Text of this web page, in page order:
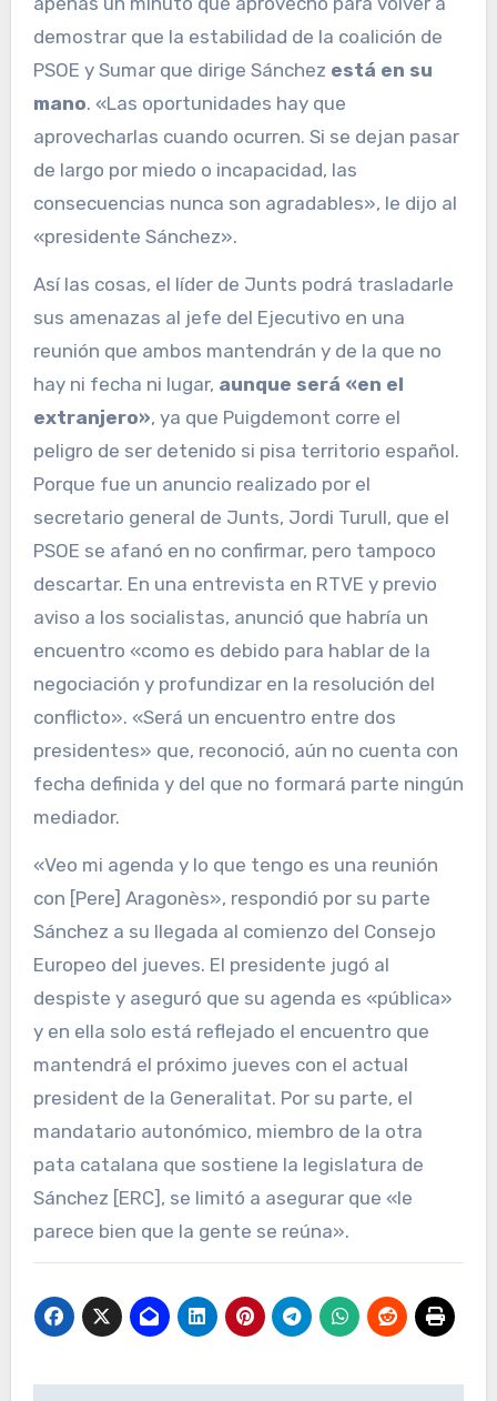
demostrar que la estabilidad de la coalición de
PSOE y Sumar que dirige Sánchez está en su
mano. «Las oportunidades hay que
aprovecharlas cuando ocurren. Si se dejan pasar
de largo por miedo o incapacidad, las
consecuencias nunca son agradables», le dijo al
«presidente Sánchez».
Así las cosas, el líder de Junts podrá trasladarle
sus amenazas al jefe del Ejecutivo en una
reunión que ambos mantendrán y de la que no
hay ni fecha ni lugar, aunque será «en el
extranjero», ya que Puigdemont corre el
peligro de ser detenido si pisa territorio español.
Porque fue un anuncio realizado por el
secretario general de Junts, Jordi Turull, que el
PSOE se afanó en no confirmar, pero tampoco
descartar. En una entrevista en RTVE y previo
aviso a los socialistas, anunció que habría un
encuentro «como es debido para hablar de la
negociación y profundizar en la resolución del
conflicto». «Será un encuentro entre dos
presidentes» que, reconoció, aún no cuenta con
fecha definida y del que no formará parte ningún
mediador.
«Veo mi agenda y lo que tengo es una reunión
con [Pere] Aragonès», respondió por su parte
Sánchez a su llegada al comienzo del Consejo
Europeo del jueves. El presidente jugó al
despiste y aseguró que su agenda es «pública»
y en ella solo está reflejado el encuentro que
mantendrá el próximo jueves con el actual
president de la Generalitat. Por su parte, el
mandatario autonómico, miembro de la otra
pata catalana que sostiene la legislatura de
Sánchez [ERC], se limitó a asegurar que «le
parece bien que la gente se reúna».